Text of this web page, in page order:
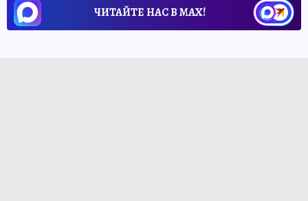
ЧИТАЙТЕ НАС В МАХ!